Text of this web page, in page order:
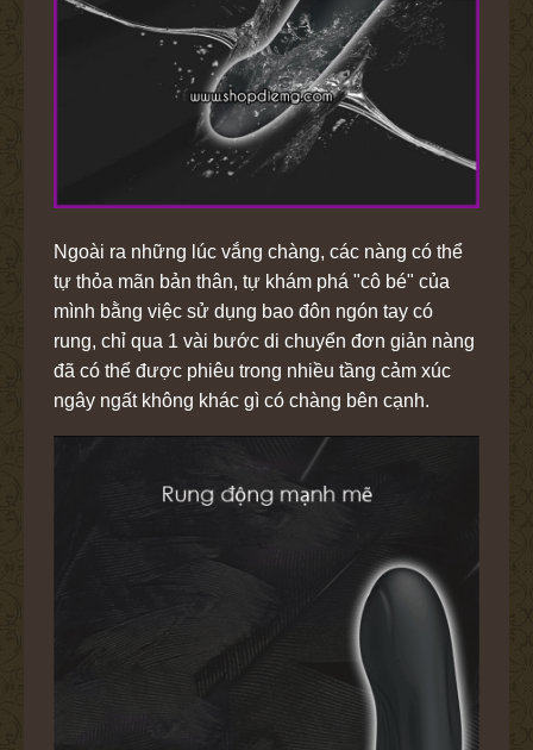
Ngoài ra những lúc vắng chàng, các nàng có thể
tự thỏa mãn bản thân, tự khám phá "cô bé" của
mình bằng việc sử dụng bao đôn ngón tay có
rung, chỉ qua 1 vài bước di chuyển đơn giản nàng
đã có thể được phiêu trong nhiều tầng cảm xúc
ngây ngất không khác gì có chàng bên cạnh.